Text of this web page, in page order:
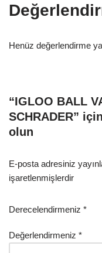
Henüz değerlendirme
“IGLOO BALL
SCHRADER”
olun
E-posta adresiniz
işaretlenmişlerdir
Derecelendirmeniz *
Değerlendirmeniz *